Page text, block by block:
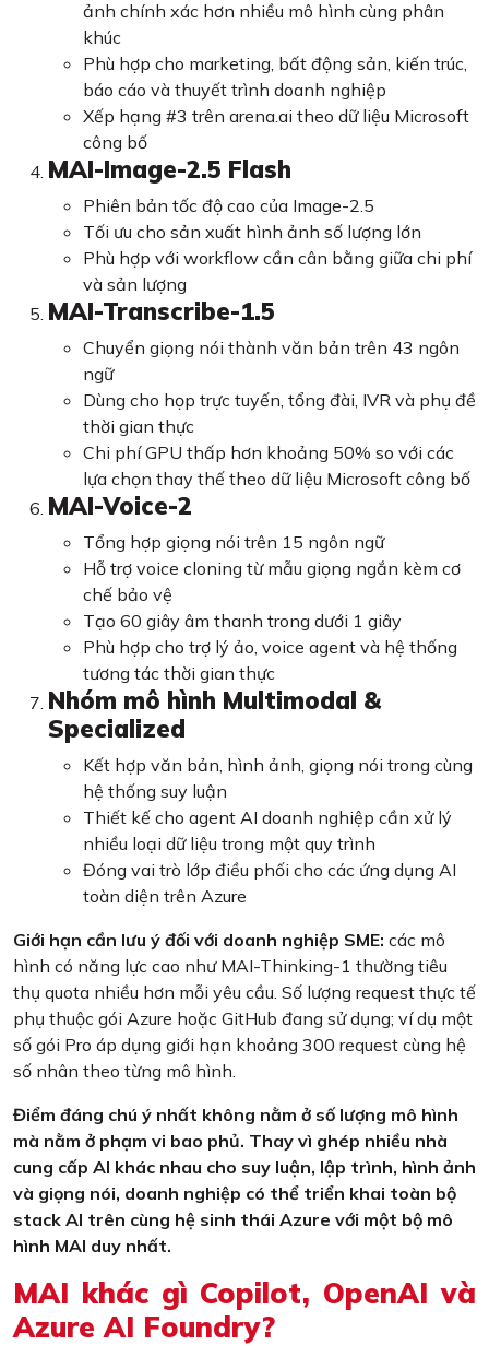
ảnh chính xác hơn nhiều mô hình cùng phân
khúc
Phù hợp cho marketing, bất động sản, kiến trúc,
báo cáo và thuyết trình doanh nghiệp
Xếp hạng #3 trên arena.ai theo dữ liệu Microsoft
công bố
MAI-Image-2.5 Flash
Phiên bản tốc độ cao của Image-2.5
Tối ưu cho sản xuất hình ảnh số lượng lớn
Phù hợp với workflow cần cân bằng giữa chi phí
và sản lượng
MAI-Transcribe-1.5
Chuyển giọng nói thành văn bản trên 43 ngôn
ngữ
Dùng cho họp trực tuyến, tổng đài, IVR và phụ đề
thời gian thực
Chi phí GPU thấp hơn khoảng 50% so với các
lựa chọn thay thế theo dữ liệu Microsoft công bố
MAI-Voice-2
Tổng hợp giọng nói trên 15 ngôn ngữ
Hỗ trợ voice cloning từ mẫu giọng ngắn kèm cơ
chế bảo vệ
Tạo 60 giây âm thanh trong dưới 1 giây
Phù hợp cho trợ lý ảo, voice agent và hệ thống
tương tác thời gian thực
Nhóm mô hình Multimodal &
Specialized
Kết hợp văn bản, hình ảnh, giọng nói trong cùng
hệ thống suy luận
Thiết kế cho agent AI doanh nghiệp cần xử lý
nhiều loại dữ liệu trong một quy trình
Đóng vai trò lớp điều phối cho các ứng dụng AI
toàn diện trên Azure
Giới hạn cần lưu ý đối với doanh nghiệp SME: các mô
hình có năng lực cao như MAI-Thinking-1 thường tiêu
thụ quota nhiều hơn mỗi yêu cầu. Số lượng request thực tế
phụ thuộc gói Azure hoặc GitHub đang sử dụng; ví dụ một
số gói Pro áp dụng giới hạn khoảng 300 request cùng hệ
số nhân theo từng mô hình.
Điểm đáng chú ý nhất không nằm ở số lượng mô hình
mà nằm ở phạm vi bao phủ. Thay vì ghép nhiều nhà
cung cấp AI khác nhau cho suy luận, lập trình, hình ảnh
và giọng nói, doanh nghiệp có thể triển khai toàn bộ
stack AI trên cùng hệ sinh thái Azure với một bộ mô
hình MAI duy nhất.
MAI khác gì Copilot, OpenAI và
Azure AI Foundry?